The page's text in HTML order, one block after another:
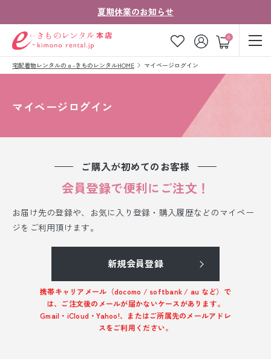
夏期休業のお知らせ
0
ゲスト
お気に入り ログイン
よくあるご質問
お問い合わせ
法人・グループの
お客様はこちら
着物の種類から探す
振袖レンタル
卒業式袴レンタル
宅配着物レンタルのｅ-きものレンタルHOME マイページログイン
マイページログイン
ご購入が初めてのお客様
会員登録で便利にご注文！
お届け先の登録や、お気に入り登録・購入履歴などのマイペー
ジをご利用頂けます。
新規会員登録
携帯キャリアメール（docomo / softbank / au など）で
は、ご注文後のメールが届かないケースがあります。
Gmail・iCloud・Yahoo!、またはご所属先のメールアドレ
スをご利用ください。